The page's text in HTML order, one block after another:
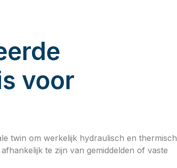
voor
twin om werkelijk hydraulisch en thermisch
te zijn van gemiddelden of vaste